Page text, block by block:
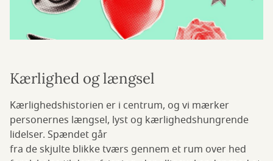
Kærlighed og længsel
Kærlighedshistorien er i centrum, og vi mærker
personernes længsel, lyst og kærlighedshungrende
lidelser. Spændet går
fra de skjulte blikke tværs gennem et rum over hed